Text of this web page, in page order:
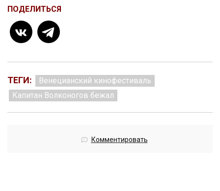
ПОДЕЛИТЬСЯ
ТЕГИ:
Венецианский кинофестиваль
Капитан Волконогов бежал
Комментировать